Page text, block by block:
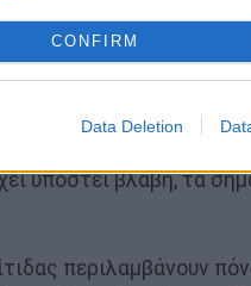
CONFIRM
Data Deletion
δύο οπτικά νεύρα)
να διαγνωστεί από την
εγκέφαλο σχετικά με
υποστεί βλάβη, τα
περιλαμβάνουν